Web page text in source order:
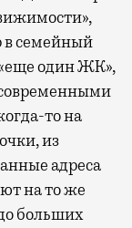
в семейный
один ЖК»,
то на
из
адреса
на то же
больших